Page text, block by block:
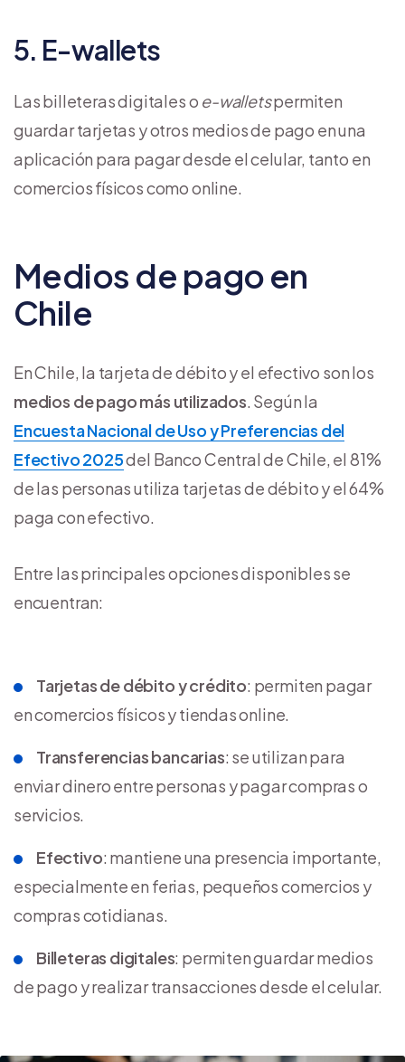
5. E-wallets
Las billeteras digitales o e-walletspermiten
guardar tarjetas y otros medios de pago en una
aplicación para pagar desde el celular, tanto en
comercios físicos como online.
Medios de pago en
Chile
En Chile, la tarjeta de débito y el efectivo son los
medios de pago más utilizados. Según la
Encuesta Nacional de Uso y Preferencias del
Efectivo 2025del Banco Central de Chile, el 81%
de las personas utiliza tarjetas de débito y el 64%
paga con efectivo.
Entre las principales opciones disponibles se
encuentran:
Tarjetas de débito y crédito: permiten pagar
en comercios físicos y tiendas online.
Transferencias bancarias: se utilizan para
enviar dinero entre personas y pagar compras o
servicios.
Efectivo: mantiene una presencia importante,
especialmente en ferias, pequeños comercios y
compras cotidianas.
Billeteras digitales: permiten guardar medios
de pago y realizar transacciones desde el celular.